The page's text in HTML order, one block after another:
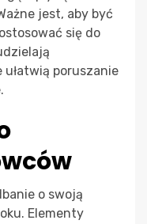
jest, aby być
się do
poruszanie
o swoją
Elementy